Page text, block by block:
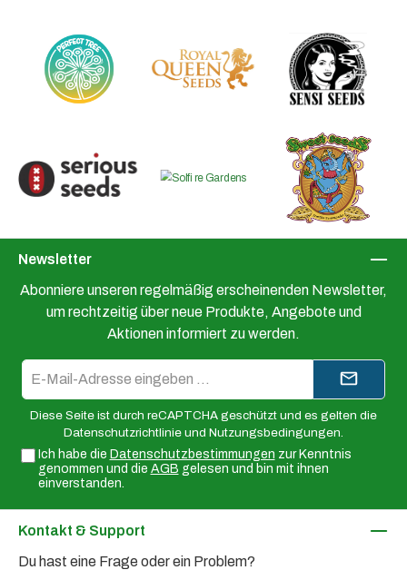
Newsletter
Abonniere unseren regelmäßig erscheinenden Newsletter,
um rechtzeitig über neue Produkte, Angebote und
Aktionen informiert zu werden.
Mail-
Adresse*
Diese Seite ist durch reCAPTCHA geschützt und es gelten die
Datenschutzrichtlinie und Nutzungsbedingungen.
Ich habe die Datenschutzbestimmungen zur Kenntnis
genommen und die AGB gelesen und bin mit ihnen
einverstanden.
Kontakt & Support
Du hast eine Frage oder ein Problem?